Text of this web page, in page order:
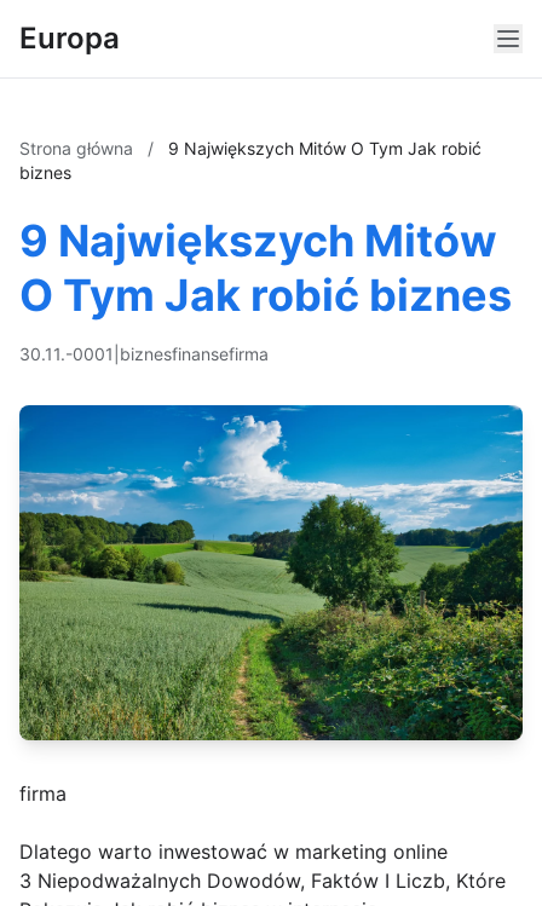
Europa
Strona główna /
9 Największych Mitów O Tym Jak robić
biznes
9 Największych Mitów
O Tym Jak robić biznes
30.11.-0001 biznesfinansefirma
firma
Dlatego warto inwestować w marketing online
3 Niepodważalnych Dowodów, Faktów I Liczb, Które